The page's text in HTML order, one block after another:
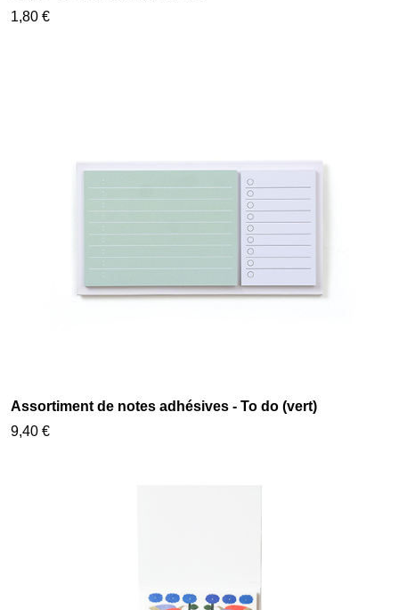
1,80 €
Assortiment de notes adhésives - To do (vert)
9,40 €